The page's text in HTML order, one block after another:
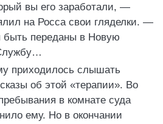
вы его заработали, —
на Росса свои гляделки. —
быть переданы в Новую
приходилось слышать
об этой «терапии». Во
в комнате суда
ему. Но в окончании